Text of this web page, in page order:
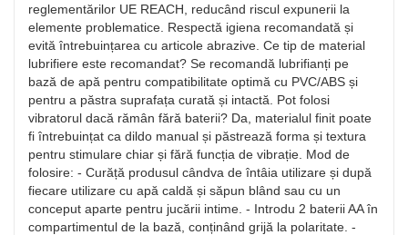
reglementărilor UE REACH, reducând riscul expunerii la
elemente problematice. Respectă igiena recomandată și
evită întrebuințarea cu articole abrazive. Ce tip de material
lubrifiere este recomandat? Se recomandă lubrifianți pe
bază de apă pentru compatibilitate optimă cu PVC/ABS și
pentru a păstra suprafața curată și intactă. Pot folosi
vibratorul dacă rămân fără baterii? Da, materialul finit poate
fi întrebuințat ca dildo manual și păstrează forma și textura
pentru stimulare chiar și fără funcția de vibrație. Mod de
folosire: - Curăță produsul cândva de întâia utilizare și după
fiecare utilizare cu apă caldă și săpun blând sau cu un
conceput aparte pentru jucării intime. - Introdu 2 baterii AA în
compartimentul de la bază, conținând grijă la polaritate. -